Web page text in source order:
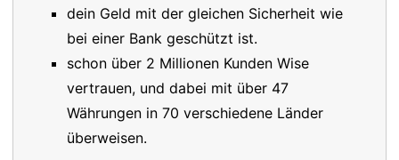
dein Geld mit der gleichen Sicherheit wie
bei einer Bank geschützt ist.
schon über 2 Millionen Kunden Wise
vertrauen, und dabei mit über 47
Währungen in 70 verschiedene Länder
überweisen.